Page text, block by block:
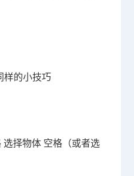
样的小技巧
选择物体 空格（或者选